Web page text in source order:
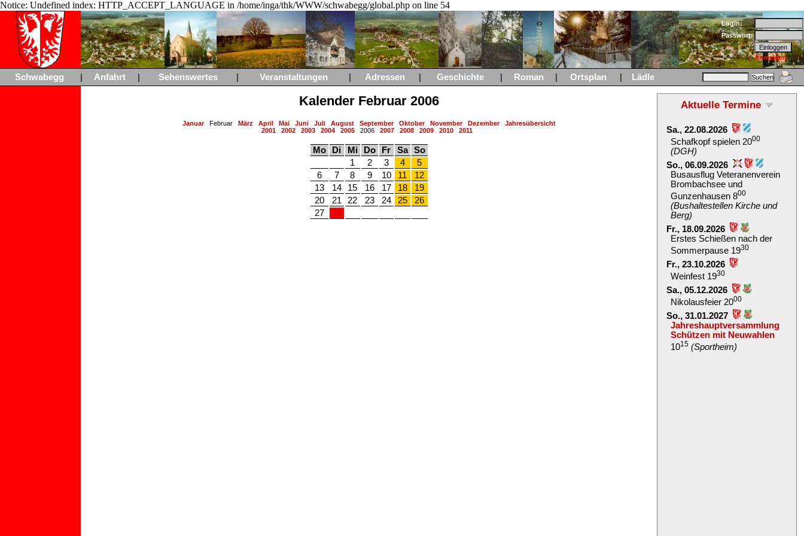
Notice: Undefined index: HTTP_ACCEPT_LANGUAGE in /home/inga/thk/WWW/schwabegg/global.php on line 54
Login:
Passwort:
Anmelden
Schwabegg Anfahrt Sehenswertes Veranstaltungen Adressen Geschichte Roman Ortsplan Lädle
Kalender Februar 2006
JanuarFebruar März April Mai Juni Juli August September Oktober November Dezember
Jahresübersicht
2001
2002 2003 2004 2005 2006 2007 2008 2009 2010 2011
Mo Di Mi Do Fr Sa
So
1
2 3 4
5
6
7 8 9 10 11
12
13
14 15 16 17 18
19
20
21 22 23 24 25
26
27
28
Aktuelle Termine
Sa., 22.08.2026
Schafkopf spielen 2000
(DGH)
So., 06.09.2026
Busausflug Veteranenverein
Brombachsee und
Gunzenhausen 800
(Bushaltestellen Kirche und
Berg)
Fr., 18.09.2026
Erstes Schießen nach der
Sommerpause 1930
Fr., 23.10.2026
Weinfest 1930
Sa., 05.12.2026
Nikolausfeier 2000
So., 31.01.2027
Jahreshauptversammlung
Schützen mit Neuwahlen
1015 (Sportheim)